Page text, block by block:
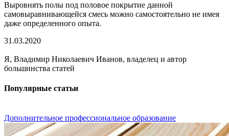
Выровнять полы под половое покрытие данной
самовыравнивающейся смесь можно самостоятельно не имея
даже определенного опыта.
31.03.2020
Я, Владимир Николаевич Иванов, владелец и автор
большинства статей
Популярные статьи
Дополнительное профессиональное образование